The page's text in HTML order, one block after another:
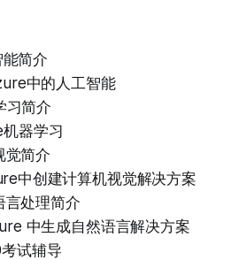
简介
中的人工智能
习简介
器学习
觉简介
中创建计算机视觉解决方案
言处理简介
中生成自然语言解决方案
试辅导